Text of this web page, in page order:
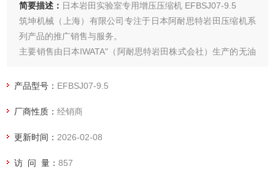
简要描述： 日本岩田实验室专用增压压缩机 EFBSJ07-9.5
筑坤机械（上海）有限公司专注于日本阿耐思特岩田压缩机系
列产品的推广销售与服务。
主要销售由日本IWATA"（阿耐思特岩田株式会社）生产的无油
螺杆空压机、增压机、涂装设备等系列产品。
产品型号： EFBSJ07-9.5
厂商性质：经销商
更新时间： 2026-02-08
访 问 量：857